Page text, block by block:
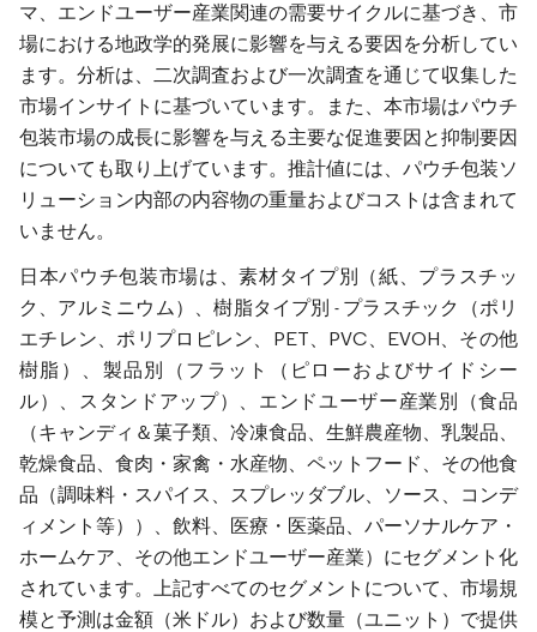
マ、エンドユーザー産業関連の需要サイクルに基づき、市
場における地政学的発展に影響を与える要因を分析してい
ます。分析は、二次調査および一次調査を通じて収集した
市場インサイトに基づいています。また、本市場はパウチ
包装市場の成長に影響を与える主要な促進要因と抑制要因
についても取り上げています。推計値には、パウチ包装ソ
リューション内部の内容物の重量およびコストは含まれて
いません。
日本パウチ包装市場は、素材タイプ別（紙、プラスチッ
ク、アルミニウム）、樹脂タイプ別 - プラスチック（ポリ
エチレン、ポリプロピレン、PET、PVC、EVOH、その他
樹脂）、製品別（フラット（ピローおよびサイドシー
ル）、スタンドアップ）、エンドユーザー産業別（食品
（キャンディ＆菓子類、冷凍食品、生鮮農産物、乳製品、
乾燥食品、食肉・家禽・水産物、ペットフード、その他食
品（調味料・スパイス、スプレッダブル、ソース、コンデ
ィメント等））、飲料、医療・医薬品、パーソナルケア・
ホームケア、その他エンドユーザー産業）にセグメント化
されています。上記すべてのセグメントについて、市場規
模と予測は金額（米ドル）および数量（ユニット）で提供